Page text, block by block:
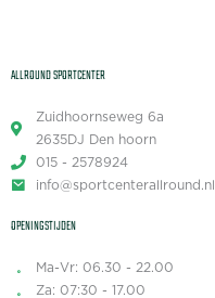
ALLROUND SPORTCENTER
Zuidhoornseweg 6a
2635DJ Den hoorn
015 - 2578924
info@sportcenterallround.nl
OPENINGSTIJDEN
Ma-Vr: 06.30 - 22.00
Za: 07:30 - 17.00